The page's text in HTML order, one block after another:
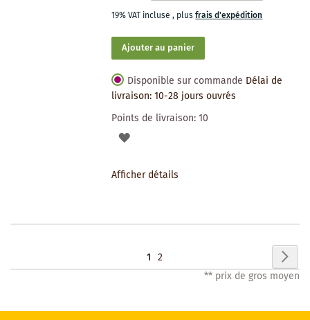
19% VAT incluse, plusfrais d'expédition
Ajouter au panier
Disponible sur commande Délai de
livraison: 10-28 jours ouvrés
Points de livraison:10
AJOUTER
SOUHAITS
Afficher détails
Page
Vous
1 Page
2
** prix de gros moyen